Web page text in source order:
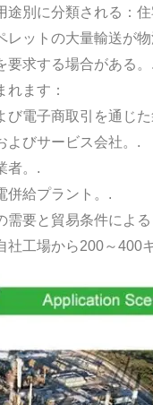
途別に分類される：
レットの大量輸送が
要求する場合がある。.
れます：
び電子商取引を通じ
よびサービス会社。.
者。.
併給プラント。.
需要と貿易条件による
社工場から200～400